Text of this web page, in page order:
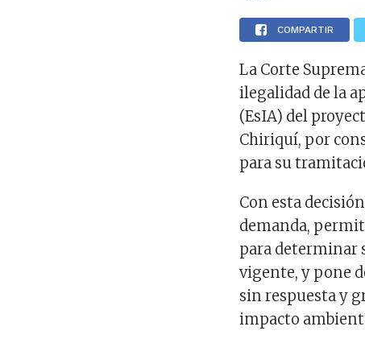
COMPARTIR
La Corte
ilegalidad de la
(EsIA) del
Chiriquí, por
para su
Con esta
demanda,
para determinar
vigente, y pone
sin respuesta y
impacto